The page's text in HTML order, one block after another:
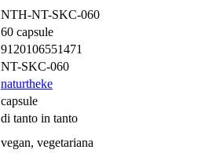
NTH-NT-SKC-060
60 capsule
9120106551471
NT-SKC-060
naturtheke
capsule
di tanto in tanto
vegan, vegetariana